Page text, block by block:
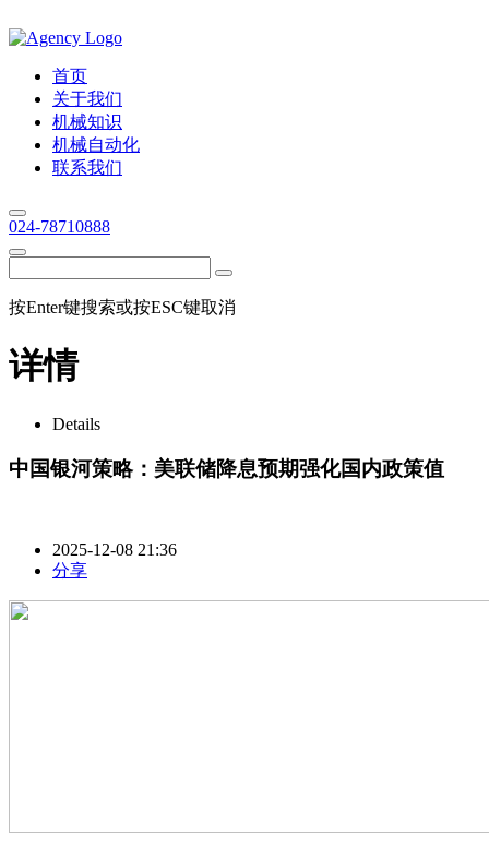
首页
关于我们
机械知识
机械自动化
联系我们
024-78710888
按Enter键搜索或按ESC键取消
详情
Details
中国银河策略：美联储降息预期强化国内政策值
2025-12-08 21:36
分享